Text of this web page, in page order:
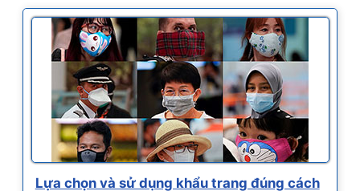
Lựa chọn và sử dụng khẩu trang đúng cách